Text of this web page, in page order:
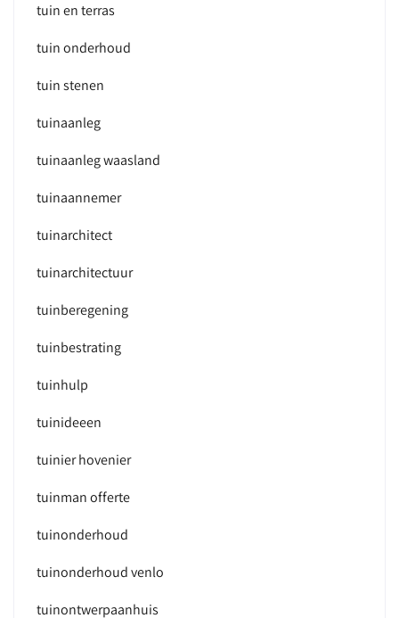
tuin en terras
tuin onderhoud
tuin stenen
tuinaanleg
tuinaanleg waasland
tuinaannemer
tuinarchitect
tuinarchitectuur
tuinberegening
tuinbestrating
tuinhulp
tuinideeen
tuinier hovenier
tuinman offerte
tuinonderhoud
tuinonderhoud venlo
tuinontwerpaanhuis